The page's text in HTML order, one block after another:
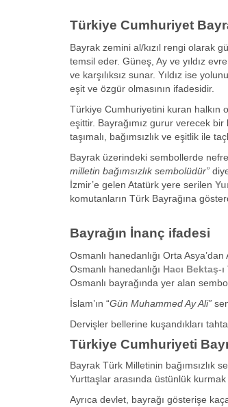
Türkiye Cumhuriyet
Bayrak zemini al/kızıl rengi olarak
temsil eder. Güneş, Ay ve yıldız
ve karşılıksız sunar. Yıldız ise
eşit ve özgür olmasının ifadesidir.
Türkiye Cumhuriyetini kuran halkın
eşittir. Bayrağımız gurur verecek
taşımalı, bağımsızlık
Bayrak üzerindeki sembollerde
milletin bağımsızlık sembolüdür”
İzmir’e gelen Atatürk yere serilen
komutanların Türk Bayrağına
Bayrağın İnanç ifadesi
Osmanlı hanedanlığı Orta
Osmanlı hanedanlığı Hacı Bektaş-ı
Osmanlı bayrağında yer alan
İslam’ın “Gün Muhammed Ay Ali”
Dervişler bellerine kuşandıkları
Türkiye Cumhuriyeti
Bayrak Türk Milletinin bağımsızlık
Yurttaşlar arasında üstünlük kurmak
Ayrıca devlet, bayrağı gösterişe